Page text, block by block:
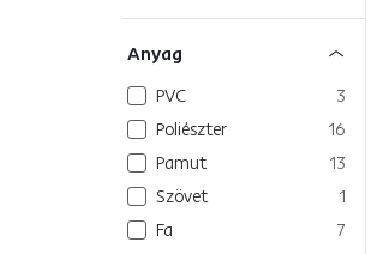
Anyag
PVC
3
Poliészter
16
Pamut
13
Szövet
1
Fa
7